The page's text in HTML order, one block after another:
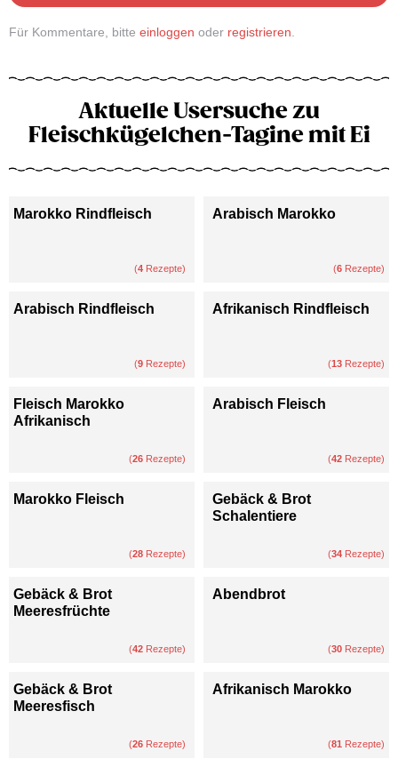
Für Kommentare, bitte einloggen oder registrieren.
Aktuelle Usersuche zu
Fleischkügelchen-Tagine mit Ei
Marokko Rindfleisch
(4 Rezepte)
Arabisch Marokko
(6 Rezepte)
Arabisch Rindfleisch
(9 Rezepte)
Afrikanisch Rindfleisch
(13 Rezepte)
Fleisch Marokko
Afrikanisch
(26 Rezepte)
Arabisch Fleisch
(42 Rezepte)
Marokko Fleisch
(28 Rezepte)
Gebäck & Brot
Schalentiere
(34 Rezepte)
Gebäck & Brot
Meeresfrüchte
(42 Rezepte)
Abendbrot
(30 Rezepte)
Gebäck & Brot
Meeresfisch
(26 Rezepte)
Afrikanisch Marokko
(81 Rezepte)